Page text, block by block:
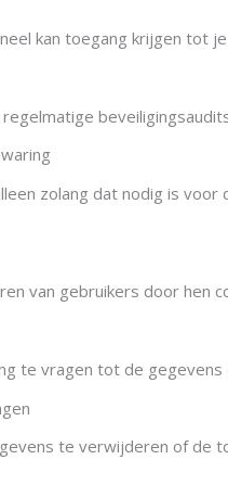
kan toegang krijgen tot
zolang dat nodig is
van gebruikers door hen
te vragen tot de
te verwijderen of de